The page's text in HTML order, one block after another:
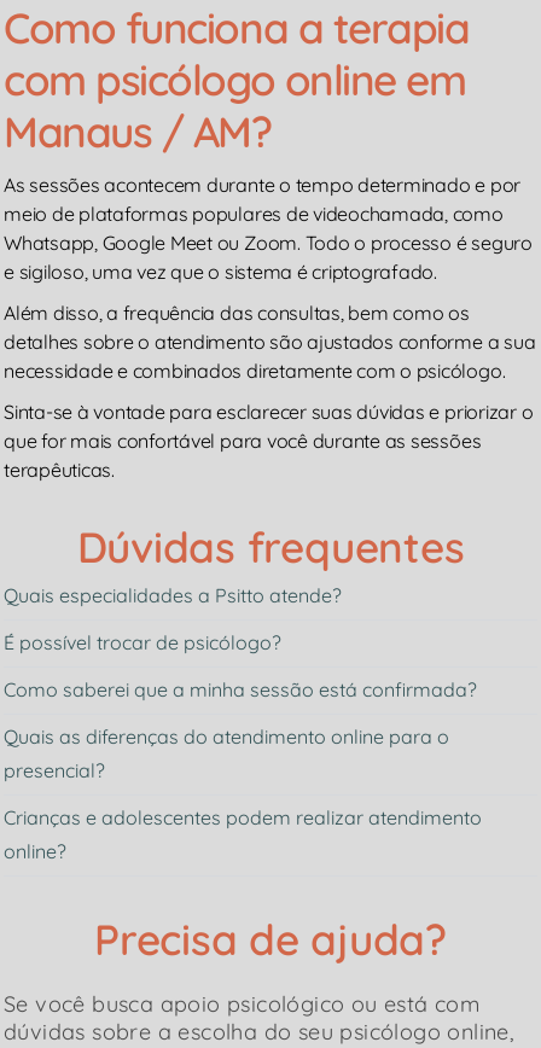
Como funciona a terapia
com psicólogo online em
Manaus / AM?
As sessões acontecem durante o tempo determinado e por
meio de plataformas populares de videochamada, como
Whatsapp, Google Meet ou Zoom. Todo o processo é seguro
e sigiloso, uma vez que o sistema é criptografado.
Além disso, a frequência das consultas, bem como os
detalhes sobre o atendimento são ajustados conforme a sua
necessidade e combinados diretamente com o psicólogo.
Sinta-se à vontade para esclarecer suas dúvidas e priorizar o
que for mais confortável para você durante as sessões
terapêuticas.
Dúvidas frequentes
Quais especialidades a Psitto atende?
É possível trocar de psicólogo?
Como saberei que a minha sessão está confirmada?
Quais as diferenças do atendimento online para o
presencial?
Crianças e adolescentes podem realizar atendimento
online?
Precisa de ajuda?
Se você busca apoio psicológico ou está com
dúvidas sobre a escolha do seu psicólogo online,